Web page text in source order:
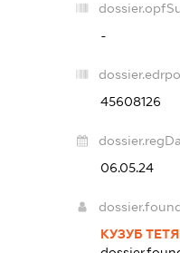
-
45608126
06.05.24
КУЗУБ